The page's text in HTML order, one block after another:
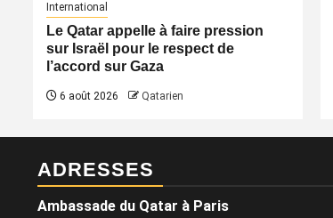
International
Le Qatar appelle à faire pression
sur Israël pour le respect de
l’accord sur Gaza
6 août 2026 Qatarien
ADRESSES
Ambassade du Qatar à Paris